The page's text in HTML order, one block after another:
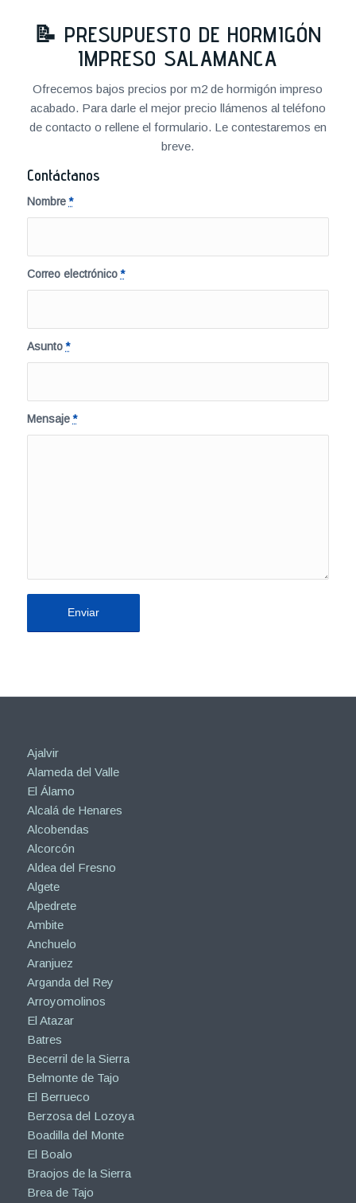
📝 PRESUPUESTO DE HORMIGÓN
IMPRESO SALAMANCA
Ofrecemos bajos precios por m2 de hormigón impreso
acabado. Para darle el mejor precio llámenos al teléfono
de contacto o rellene el formulario. Le contestaremos en
breve.
Contáctanos
Nombre*
Correo electrónico*
Asunto*
Mensaje*
Ajalvir
Alameda del Valle
El Álamo
Alcalá de Henares
Alcobendas
Alcorcón
Aldea del Fresno
Algete
Alpedrete
Ambite
Anchuelo
Aranjuez
Arganda del Rey
Arroyomolinos
El Atazar
Batres
Becerril de la Sierra
Belmonte de Tajo
El Berrueco
Berzosa del Lozoya
Boadilla del Monte
El Boalo
Braojos de la Sierra
Brea de Tajo